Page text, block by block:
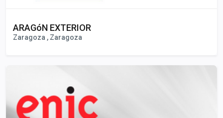
ARAGóN EXTERIOR
Zaragoza , Zaragoza